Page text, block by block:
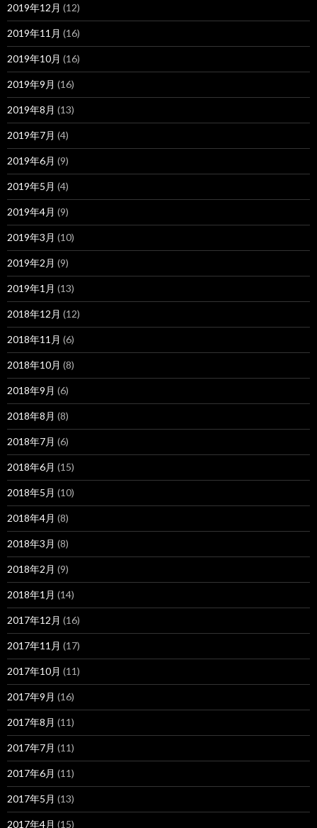
2019年12月 (12)
2019年11月 (16)
2019年10月 (16)
2019年9月 (16)
2019年8月 (13)
2019年7月 (4)
2019年6月 (9)
2019年5月 (4)
2019年4月 (9)
2019年3月 (10)
2019年2月 (9)
2019年1月 (13)
2018年12月 (12)
2018年11月 (6)
2018年10月 (8)
2018年9月 (6)
2018年8月 (8)
2018年7月 (6)
2018年6月 (15)
2018年5月 (10)
2018年4月 (8)
2018年3月 (8)
2018年2月 (9)
2018年1月 (14)
2017年12月 (16)
2017年11月 (17)
2017年10月 (11)
2017年9月 (16)
2017年8月 (11)
2017年7月 (11)
2017年6月 (11)
2017年5月 (13)
2017年4月 (15)